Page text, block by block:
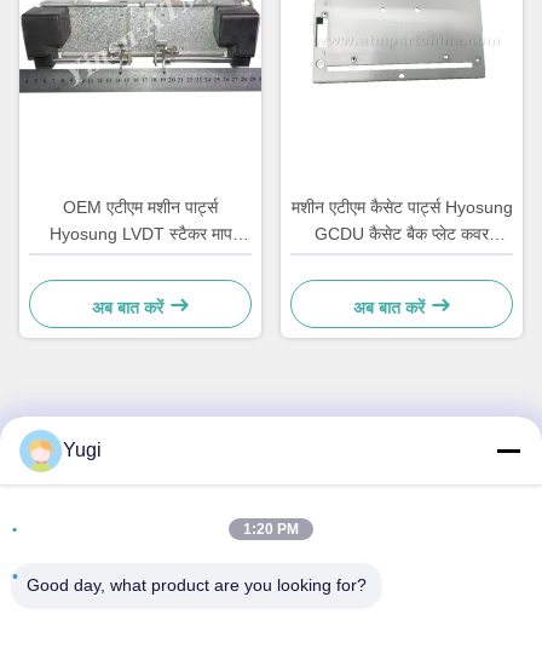
OEM एटीएम मशीन पार्ट्स
Hyosung LVDT स्टैकर माप
स्टेशन
अब बात करें
मशीन एटीएम कैसेट पार्ट्स Hyosung
GCDU कैसेट बैक प्लेट कवर
प्रतिस्थापन
अब बात करें
त्वरित संपर्क करें
कक्ष 502, भवन 5, क्विडे रियल एस्टेट पार्क, नंबर 2-1, Xingye
Foshan, Guangdong, चीन
Yugi
1:20 PM
Good day, what product are you looking for?